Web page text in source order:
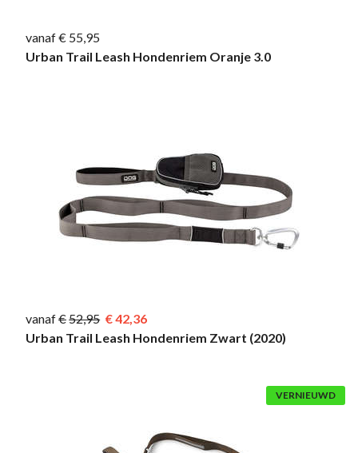
vanaf € 55,95
Urban Trail Leash Hondenriem Oranje 3.0
vanaf 52,95
42,36
Urban Trail Leash Hondenriem Zwart (2020)
VERNIEUWD